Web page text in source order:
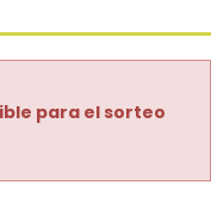
para el sorteo